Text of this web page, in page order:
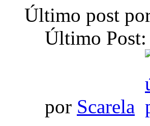
Último post
Último
por Scarela